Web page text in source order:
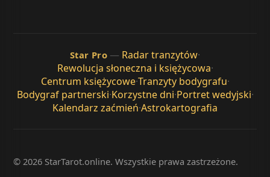
Star Pro — Radar tranzytów·
Rewolucja słoneczna i księżycowa·
Centrum księżycowe·Tranzyty bodygrafu·
Bodygraf partnerski·Korzystne dni·Portret wedyjski·
Kalendarz zaćmień·Astrokartografia
© 2026 StarTarot.online. Wszystkie prawa zastrzeżone.